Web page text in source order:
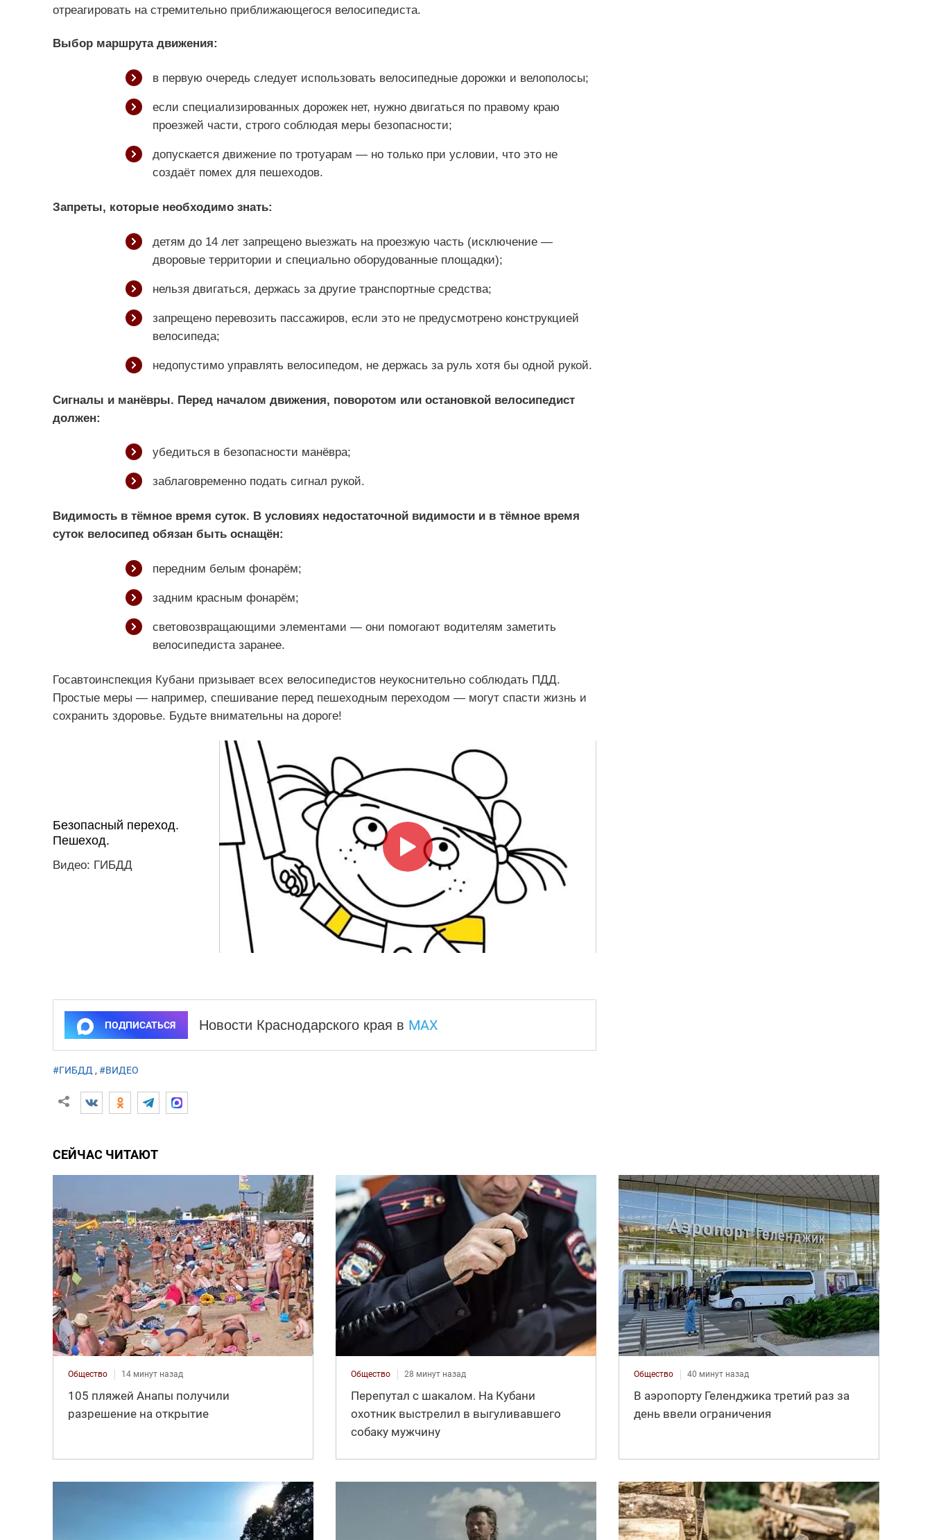
отреагировать на стремительно приближающегося велосипедиста.
Выбор маршрута движения:
в первую очередь следует использовать велосипедные дорожки и велополосы;
если специализированных дорожек нет, нужно двигаться по правому краю
проезжей части, строго соблюдая меры безопасности;
допускается движение по тротуарам — но только при условии, что это не
создаёт помех для пешеходов.
Запреты, которые необходимо знать:
детям до 14 лет запрещено выезжать на проезжую часть (исключение —
дворовые территории и специально оборудованные площадки);
нельзя двигаться, держась за другие транспортные средства;
запрещено перевозить пассажиров, если это не предусмотрено конструкцией
велосипеда;
недопустимо управлять велосипедом, не держась за руль хотя бы одной рукой.
Сигналы и манёвры. Перед началом движения, поворотом или остановкой велосипедист
должен:
убедиться в безопасности манёвра;
заблаговременно подать сигнал рукой.
Видимость в тёмное время суток. В условиях недостаточной видимости и в тёмное время
суток велосипед обязан быть оснащён:
передним белым фонарём;
задним красным фонарём;
световозвращающими элементами — они помогают водителям заметить
велосипедиста заранее.
Госавтоинспекция Кубани призывает всех велосипедистов неукоснительно соблюдать ПДД.
Простые меры — например, спешивание перед пешеходным переходом — могут спасти жизнь и
сохранить здоровье. Будьте внимательны на дороге!
Безопасный переход.
Пешеход.
Видео: ГИБДД
ПОДПИСАТЬСЯ Новости Краснодарского края в MAX
#ГИБДД, #ВИДЕО
СЕЙЧАС ЧИТАЮТ
Общество 14 минут назад
105 пляжей Анапы получили
разрешение на открытие
Общество 28 минут назад
Перепутал с шакалом. На Кубани
охотник выстрелил в выгуливавшего
собаку мужчину
Общество 40 минут назад
В аэропорту Геленджика третий раз за
день ввели ограничения